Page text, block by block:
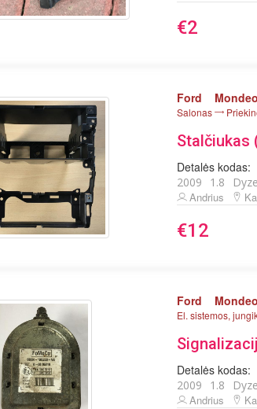
€2
Ford Mondeo
Salonas
Stalčiukas
Detalės kodas:
2009 1.8
Andrius
€12
Ford Mondeo
El. sistemos,
Detalės kodas:
2009 1.8
Andrius